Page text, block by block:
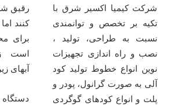
شرکت کیمیا اکسیر شرق با
تکیه بر تخصص و توانمندی
نسبت به طراحی، تولید ،
نصب و راه اندازی تجهیزات
نوین انواع خطوط تولید کود
آلی به صورت گرانول، پودر و
پلت و انواع کودهای گوگردی
رقیق
کنند
برای
است
آبهای